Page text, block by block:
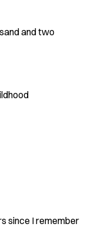
and two
since I remember